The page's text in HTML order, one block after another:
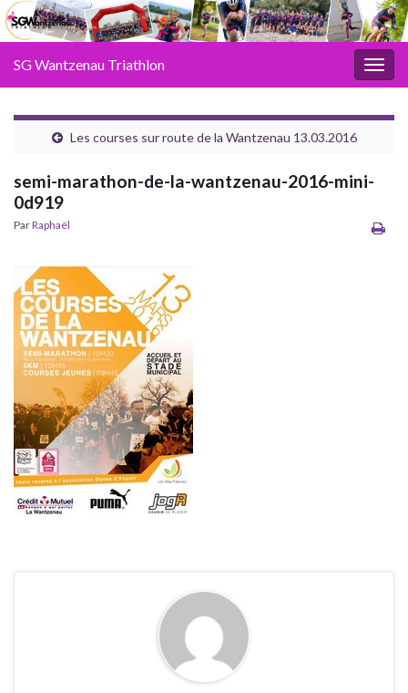
SG Wantzenau Triathlon
Les courses sur route de la Wantzenau 13.03.2016
semi-marathon-de-la-wantzenau-2016-mini-
0d919
ParRaphaël